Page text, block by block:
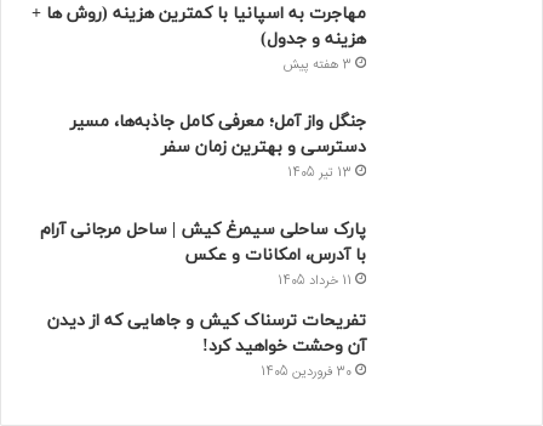
مهاجرت به اسپانیا با کمترین هزینه (روش ها +
هزینه و جدول)
3 هفته پیش
جنگل واز آمل؛ معرفی کامل جاذبه‌ها، مسیر
دسترسی و بهترین زمان سفر
13 تیر 1405
پارک ساحلی سیمرغ کیش | ساحل مرجانی آرام
با آدرس، امکانات و عکس
11 خرداد 1405
تفریحات ترسناک کیش و جاهایی که از دیدن
آن وحشت خواهید کرد!
30 فروردین 1405